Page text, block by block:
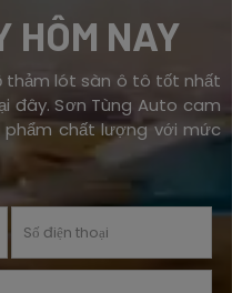
HÔM NAY
thảm lót sàn ô tô tốt nhất
đây. Sơn Tùng Auto cam
chất lượng với mức